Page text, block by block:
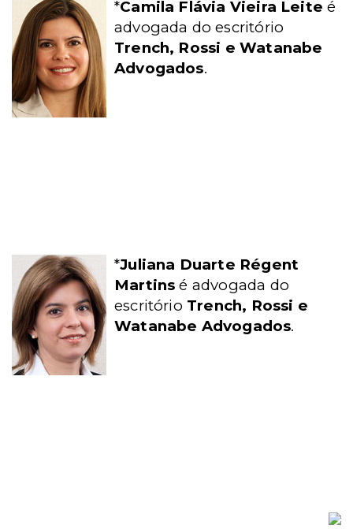
*Camila Flávia Vieira Leite é
advogada do escritório
Trench, Rossi e Watanabe
Advogados.
*Juliana Duarte Régent
Martins é advogada do
escritório Trench, Rossi e
Watanabe Advogados.